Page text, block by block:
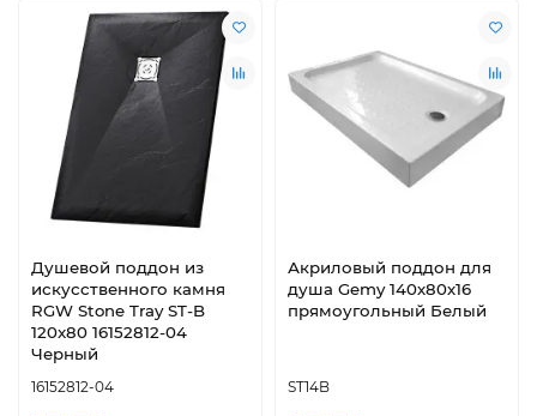
Душевой поддон из
искусственного камня
RGW Stone Tray ST-B
120x80 16152812-04
Черный
16152812-04
Акриловый поддон для
душа Gemy 140х80х16
прямоугольный Белый
ST14B